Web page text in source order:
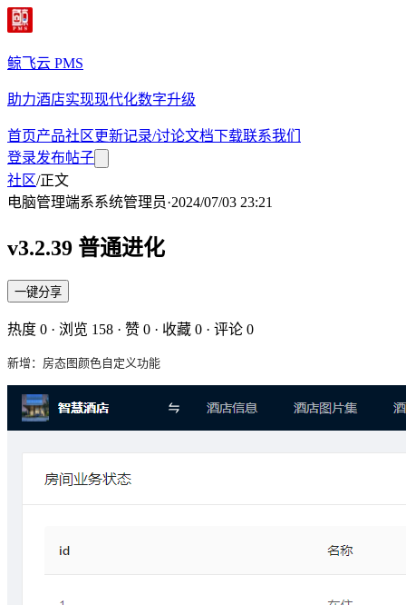
鲸飞云 PMS
助力酒店实现现代化数字升级
首页产品社区更新记录/讨论文档下载联系我们
登录发布帖子
社区/正文
电脑管理端系系统管理员·2024/07/03 23:21
v3.2.39 普通进化
一键分享
热度 0 · 浏览 158 · 赞 0 · 收藏 0 · 评论 0
新增：房态图颜色自定义功能